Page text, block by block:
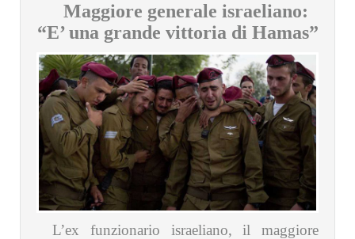
Maggiore generale israeliano:
“E’ una grande vittoria di Hamas”
L’ex funzionario israeliano, il maggiore